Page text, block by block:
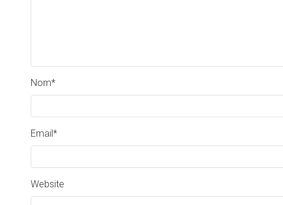
Nom*
Email*
Website